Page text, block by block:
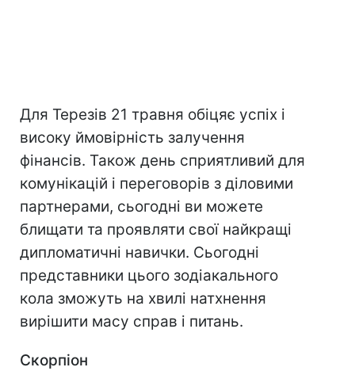
Для Терезів 21 травня обіцяє успіх і
високу ймовірність залучення
фінансів. Також день сприятливий для
комунікацій і переговорів з діловими
партнерами, сьогодні ви можете
блищати та проявляти свої найкращі
дипломатичні навички. Сьогодні
представники цього зодіакального
кола зможуть на хвилі натхнення
вирішити масу справ і питань.
Скорпіон